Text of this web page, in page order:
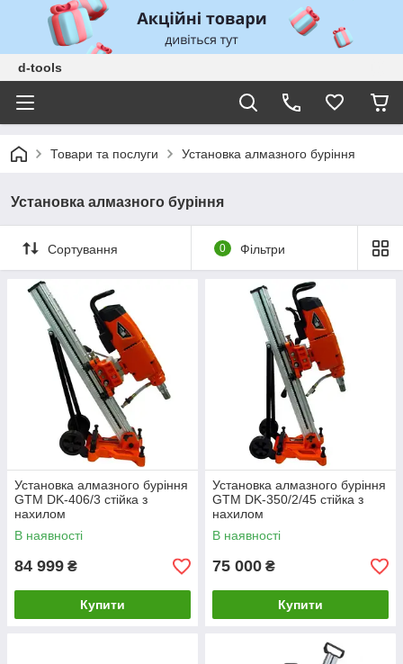
d-tools
Товари та послуги Установка алмазного буріння
Установка алмазного буріння
Сортування 0 Фільтри
Установка алмазного буріння
GTM DK-406/3 стійка з
нахилом
В наявності
84 999 ₴
Купити
Установка алмазного буріння
GTM DK-350/2/45 стійка з
нахилом
В наявності
75 000 ₴
Купити